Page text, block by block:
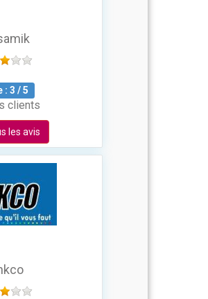
:3 /5
clients
les avis